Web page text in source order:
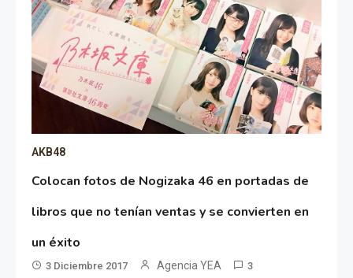
AKB48
Colocan fotos de Nogizaka 46 en portadas de
libros que no tenían ventas y se convierten en
un éxito
3 Diciembre 2017 Agencia YEA 3